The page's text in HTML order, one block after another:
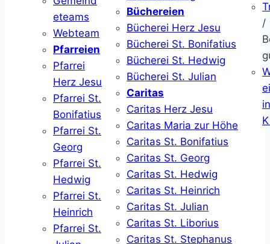
eteams
Webteam
Pfarreien
Pfarrei
Herz Jesu
Pfarrei St.
Bonifatius
Pfarrei St.
Georg
Pfarrei St.
Hedwig
Pfarrei St.
Heinrich
Pfarrei St.
Büchereien
Bücherei Herz Jesu
Bücherei St. Bonifatius
Bücherei St. Hedwig
Bücherei St. Julian
Caritas
Caritas Herz Jesu
Caritas Maria zur Höhe
Caritas St. Bonifatius
Caritas St. Georg
Caritas St. Hedwig
Caritas St. Heinrich
Caritas St. Julian
Caritas St. Liborius
Caritas St. Stephanus
/